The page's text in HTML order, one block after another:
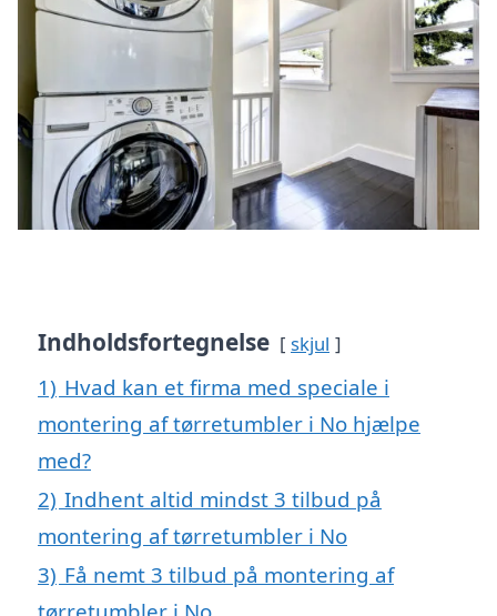
Indholdsfortegnelse skjul
1) Hvad kan et firma med speciale i
montering af tørretumbler i No hjælpe
med?
2) Indhent altid mindst 3 tilbud på
montering af tørretumbler i No
3) Få nemt 3 tilbud på montering af